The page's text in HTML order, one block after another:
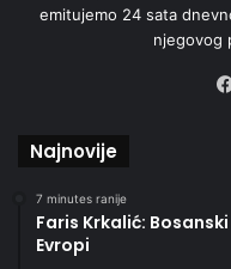
emitujemo 24 sata
njegovog
Najnovije
7 minutes ranije
Faris Krkalić:
Evropi